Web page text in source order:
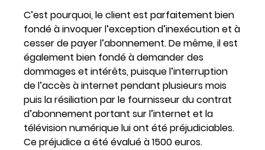
C’est pourquoi, le client est parfaitement bien
fondé à invoquer l’exception d’inexécution et à
cesser de payer l’abonnement. De même, il est
également bien fondé à demander des
dommages et intérêts, puisque l’interruption
de l’accès à internet pendant plusieurs mois
puis la résiliation par le fournisseur du contrat
d’abonnement portant sur l’internet et la
télévision numérique lui ont été préjudiciables.
Ce préjudice a été évalué à 1500 euros.